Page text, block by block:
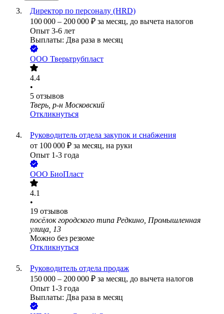
Директор по персоналу (HRD)
100 000 – 200 000 ₽ за месяц, до вычета налогов
Опыт 3-6 лет
Выплаты: Два раза в месяц
ООО Тверьтрубпласт
4.4
•
5 отзывов
Тверь, р-н Московский
Откликнуться
Руководитель отдела закупок и снабжения
от 100 000 ₽ за месяц, на руки
Опыт 1-3 года
ООО БиоПласт
4.1
•
19 отзывов
посёлок городского типа Редкино, Промышленная
улица, 13
Можно без резюме
Откликнуться
Руководитель отдела продаж
150 000 – 200 000 ₽ за месяц, до вычета налогов
Опыт 1-3 года
Выплаты: Два раза в месяц